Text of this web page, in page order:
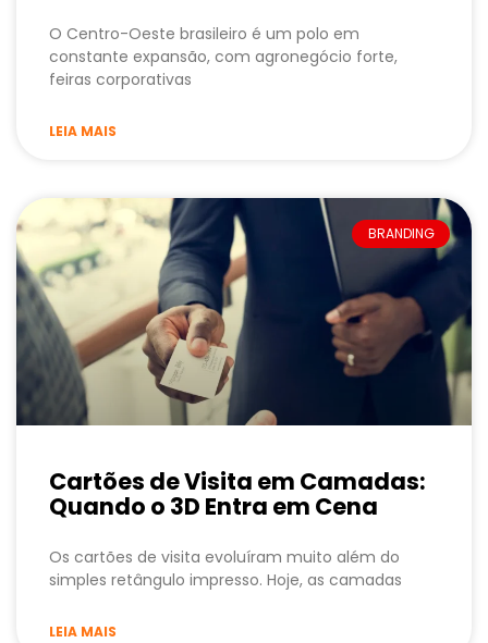
O Centro-Oeste brasileiro é um polo em
constante expansão, com agronegócio forte,
feiras corporativas
LEIA MAIS
BRANDING
Cartões de Visita em Camadas:
Quando o 3D Entra em Cena
Os cartões de visita evoluíram muito além do
simples retângulo impresso. Hoje, as camadas
LEIA MAIS